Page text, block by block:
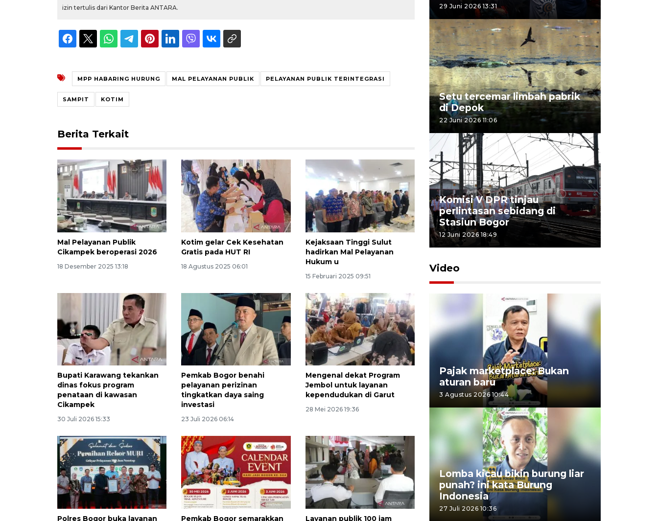
izin tertulis dari Kantor Berita ANTARA.
MPP HABARING HURUNG MAL PELAYANAN PUBLIK PELAYANAN PUBLIK TERINTEGRASI
SAMPIT KOTIM
Berita Terkait
Mal Pelayanan Publik
Cikampek beroperasi 2026
18 Desember 2025 13:18
Kotim gelar Cek Kesehatan
Gratis pada HUT RI
18 Agustus 2025 06:01
Kejaksaan Tinggi Sulut
hadirkan Mal Pelayanan
Hukum u
15 Februari 2025 09:51
Bupati Karawang tekankan
dinas fokus program
penataan di kawasan
Cikampek
30 Juli 2026 15:33
Pemkab Bogor benahi
pelayanan perizinan
tingkatkan daya saing
investasi
23 Juli 2026 06:14
Mengenal dekat Program
Jembol untuk layanan
kependudukan di Garut
28 Mei 2026 19:36
Polres Bogor buka layanan Pemkab Bogor semarakkan Layanan publik 100 jam
29 Juni 2026 13:31
Setu tercemar limbah pabrik
di Depok
22 Juni 2026 11:06
Komisi V DPR tinjau
perlintasan sebidang di
Stasiun Bogor
12 Juni 2026 18:49
Video
Pajak marketplace: Bukan
aturan baru
3 Agustus 2026 10:44
Lomba kicau bikin burung liar
punah? ini kata Burung
Indonesia
27 Juli 2026 10:36